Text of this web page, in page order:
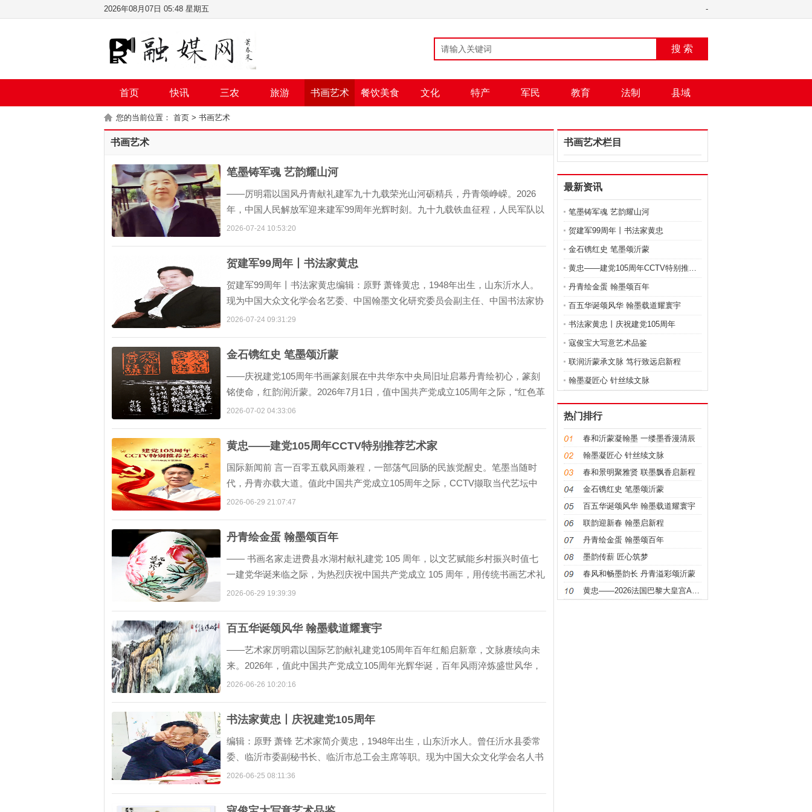
-
2026年08月07日 05:48 星期五
搜 索
首页 快讯 三农 旅游 书画艺术 餐饮美食 文化 特产 军民 教育 法制 县域
您的当前位置： 首页 > 书画艺术
书画艺术
笔墨铸军魂 艺韵耀山河
——厉明霜以国风丹青献礼建军九十九载荣光山河砺精兵，丹青颂峥嵘。2026
年，中国人民解放军迎来建军99周年光辉时刻。九十九载铁血征程，人民军队以
长征之志踏平坎坷
2026-07-24 10:53:20
贺建军99周年丨书法家黄忠
贺建军99周年丨书法家黄忠编辑：原野 萧锋黄忠，1948年出生，山东沂水人。
现为中国大众文化学会名艺委、中国翰墨文化研究委员会副主任、中国书法家协
会会员、中国楹
2026-07-24 09:31:29
金石镌红史 笔墨颂沂蒙
——庆祝建党105周年书画篆刻展在中共华东中央局旧址启幕丹青绘初心，篆刻
铭使命，红韵润沂蒙。2026年7月1日，值中国共产党成立105周年之际，“红色革
命印记彭
2026-07-02 04:33:06
黄忠——建党105周年CCTV特别推荐艺术家
国际新闻前 言一百零五载风雨兼程，一部荡气回肠的民族觉醒史。笔墨当随时
代，丹青亦载大道。值此中国共产党成立105周年之际，CCTV撷取当代艺坛中
一批深具人文厚度
2026-06-29 21:07:47
丹青绘金蛋 翰墨颂百年
—— 书画名家走进费县水湖村献礼建党 105 周年，以文艺赋能乡村振兴时值七
一建党华诞来临之际，为热烈庆祝中国共产党成立 105 周年，用传统书画艺术礼
赞党的百
2026-06-29 19:39:39
百五华诞颂风华 翰墨载道耀寰宇
——艺术家厉明霜以国际艺韵献礼建党105周年百年红船启新章，文脉赓续向未
来。2026年，值此中国共产党成立105周年光辉华诞，百年风雨淬炼盛世风华，
时代笔墨书写
2026-06-26 10:20:16
书法家黄忠丨庆祝建党105周年
编辑：原野 萧锋 艺术家简介黄忠，1948年出生，山东沂水人。曾任沂水县委常
委、临沂市委副秘书长、临沂市总工会主席等职。现为中国大众文化学会名人书
画艺术发展委员
2026-06-25 08:11:36
书画艺术栏目
最新资讯
笔墨铸军魂 艺韵耀山河
贺建军99周年丨书法家黄忠
金石镌红史 笔墨颂沂蒙
黄忠——建党105周年CCTV特别推荐艺术家
丹青绘金蛋 翰墨颂百年
百五华诞颂风华 翰墨载道耀寰宇
书法家黄忠丨庆祝建党105周年
寇俊宝大写意艺术品鉴
联润沂蒙承文脉 笃行致远启新程
翰墨凝匠心 针丝续文脉
热门排行
春和沂蒙凝翰墨 一缕墨香漫清辰
翰墨凝匠心 针丝续文脉
春和景明聚雅贤 联墨飘香启新程
金石镌红史 笔墨颂沂蒙
百五华诞颂风华 翰墨载道耀寰宇
联韵迎新春 翰墨启新程
丹青绘金蛋 翰墨颂百年
墨韵传薪 匠心筑梦
春风和畅墨韵长 丹青溢彩颂沂蒙
黄忠——2026法国巴黎大皇宫ART CAPITAL 国际艺